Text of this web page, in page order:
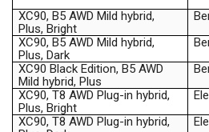
XC90, B5 AWD Mild hybrid,
Plus, Bright
XC90, B5 AWD Mild hybrid,
Plus, Dark
XC90 Black Edition, B5 AWD
Mild hybrid, Plus
XC90, T8 AWD Plug-in hybrid,
Plus, Bright
XC90, T8 AWD Plug-in hybrid,